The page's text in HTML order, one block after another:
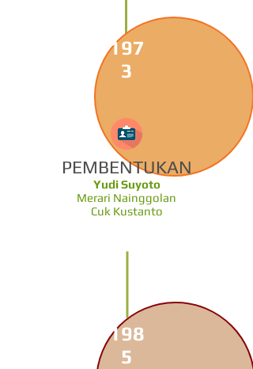
197
3
PEMBENTUKAN
Yudi Suyoto
Merari Nainggolan
Cuk Kustanto
198
5